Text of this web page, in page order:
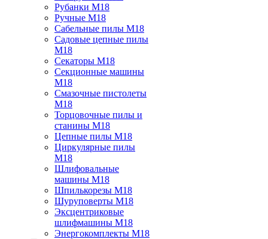
Рубанки M18
Ручные M18
Сабельные пилы M18
Садовые цепные пилы
M18
Секаторы M18
Секционные машины
M18
Смазочные пистолеты
M18
Торцовочные пилы и
станины M18
Цепные пилы M18
Циркулярные пилы
M18
Шлифовальные
машины M18
Шпилькорезы M18
Шуруповерты M18
Эксцентриковые
шлифмашины M18
Энергокомплекты M18